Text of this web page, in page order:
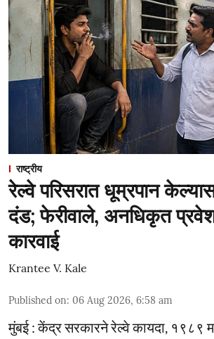
राष्ट्रीय
रेल्वे परिसरात धूम्रपान
दंड; फेरीवाले, अनधिकृत
कारवाई
Krantee V. Kale
Published on: 06 Aug 2026, 6:58 am
मुंबई : केंद्र सरकारने रेल्वे कायदा, १९८९